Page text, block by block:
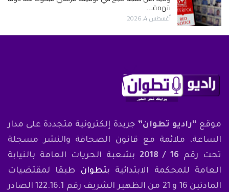
بتهمة…
أغسطس 4, 2026
موقع “راديو تطوان” جريدة إلكترونية متجددة على مدار
الساعة، ملائمة مع قانون الصحافة والنشر مسجلة
تحت رقم 16 / 2018
بشعبة الحريات العامة بالنيابة
العامة للمحكمة الابتدائية بتطوان طبقا لمقتضيات
المادتين 16 و 21 من الظهير الشريف رقم 122.16.1 الصادر